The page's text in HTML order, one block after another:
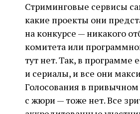
Стриминговые сервисы
какие проекты они
на конкурсе — никакого
комитета или
тут нет. Так, в программе
и сериалы, и все они
Голосования в
с жюри — тоже нет. Все